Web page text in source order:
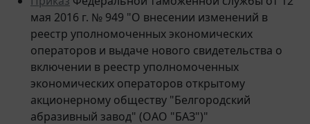
мая 2016 г. № 949 "О внесении изменений в
реестр уполномоченных экономических
операторов и выдаче нового свидетельства о
включении в реестр уполномоченных
экономических операторов открытому
акционерному обществу "Белгородский
абразивный завод" (ОАО "БАЗ")"
ПриказФедеральной таможенной службы от 12